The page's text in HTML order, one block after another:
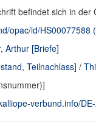
befindet sich in
opac/id/HS00077588
Arthur [Briefe]
Teilnachlass] /
verbund.info/